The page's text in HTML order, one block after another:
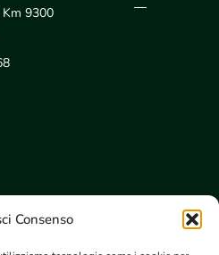
Consenso
Km 9300